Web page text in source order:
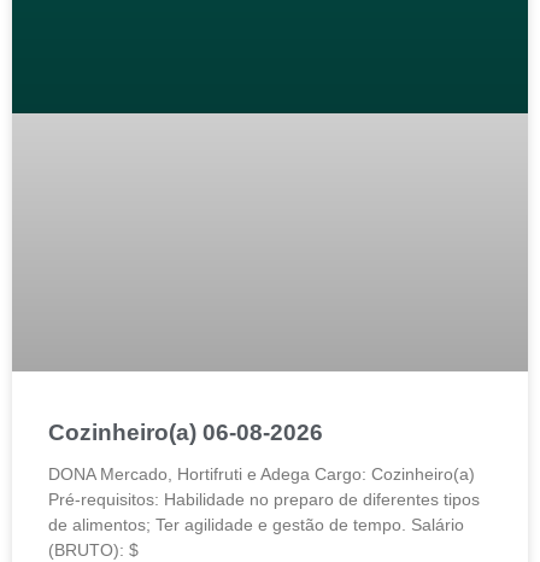
Cozinheiro(a) 06-08-2026
DONA Mercado, Hortifruti e Adega Cargo: Cozinheiro(a)
Pré-requisitos: Habilidade no preparo de diferentes tipos
de alimentos; Ter agilidade e gestão de tempo. Salário
(BRUTO): $